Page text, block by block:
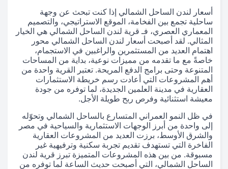
أسعار لندن الساحل الشمالي إذا كنت تبحث عن وجهة
ساحلية تجمع بين الفخامة، الموقع الاستراتيجي، والتصميم
المعماري العصري، فـ قرية لندن الساحل الشمالي هي الخيار
المثالي. لقد أصبحت أسعار لندن الساحل الشمالي محور
اهتمام العديد من المستثمرين والراغبين في الاستجمام،
خاصةً مع ما تقدمه من مميزات نوعية، بداية من المساحات
المتنوعة وحتى برامج الدفع المريحة. تعتبر القرية واحدة من
أهم المشروعات التي أعادت رسم خريطة الاستثمارات
العقارية في مدينة العلمين الجديدة، لما توفره من جودة
معيشة استثنائية وفرص ربح طويلة الأجل.
في ظل النمو العمراني المتسارع بالساحل الشمالي وتحوّله
إلى واحدة من أبرز الوجهات الاستثمارية والسياحية في مصر
والشرق الأوسط، برزت العديد من المشروعات العقارية
الفاخرة التي تستهدف تقديم تجربة سكنية وترفيهية غير
مسبوقة. من بين هذه المشروعات المتميزة تبرز قرية لندن
الساحل الشمالي، التي أصبحت حديث الساعة لما توفره من